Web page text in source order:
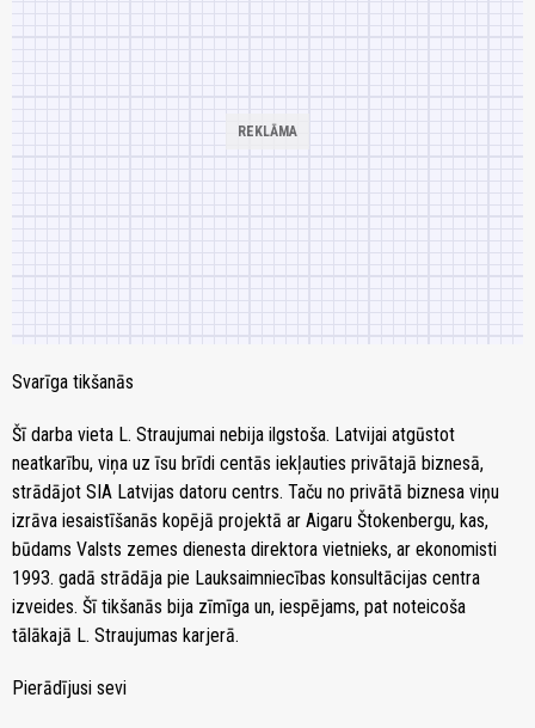
Svarīga tikšanās
Šī darba vieta L. Straujumai nebija ilgstoša. Latvijai atgūstot
neatkarību, viņa uz īsu brīdi centās iekļauties privātajā biznesā,
strādājot SIA Latvijas datoru centrs. Taču no privātā biznesa viņu
izrāva iesaistīšanās kopējā projektā ar Aigaru Štokenbergu, kas,
būdams Valsts zemes dienesta direktora vietnieks, ar ekonomisti
1993. gadā strādāja pie Lauksaimniecības konsultācijas centra
izveides. Šī tikšanās bija zīmīga un, iespējams, pat noteicoša
tālākajā L. Straujumas karjerā.
Pierādījusi sevi